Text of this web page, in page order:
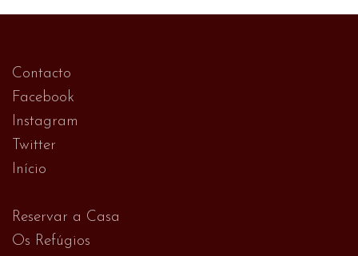
Contacto
Facebook
Instagram
Twitter
Início
Reservar a Casa
Os Refúgios